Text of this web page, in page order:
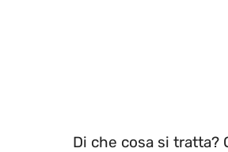
Di che cosa si tratta?